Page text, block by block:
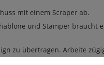
mit einem Scraper ab.
und Stamper braucht
zu übertragen. Arbeite